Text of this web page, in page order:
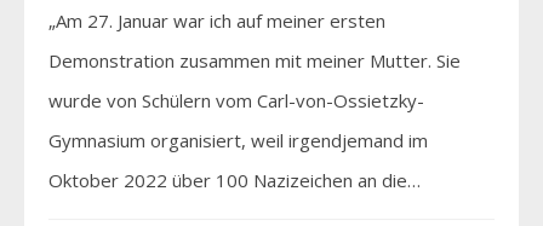
„Am 27. Januar war ich auf meiner ersten
Demonstration zusammen mit meiner Mutter. Sie
wurde von Schülern vom Carl-von-Ossietzky-
Gymnasium organisiert, weil irgendjemand im
Oktober 2022 über 100 Nazizeichen an die…